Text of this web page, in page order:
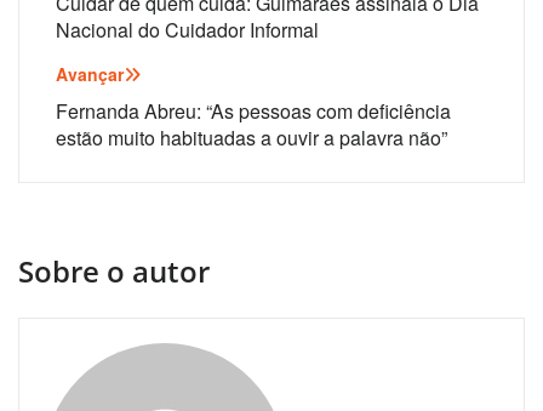
de
artigos
Nacional do Cuidador Informal
Avançar
Fernanda Abreu: “As pessoas com deficiência
estão muito habituadas a ouvir a palavra não”
Sobre o autor